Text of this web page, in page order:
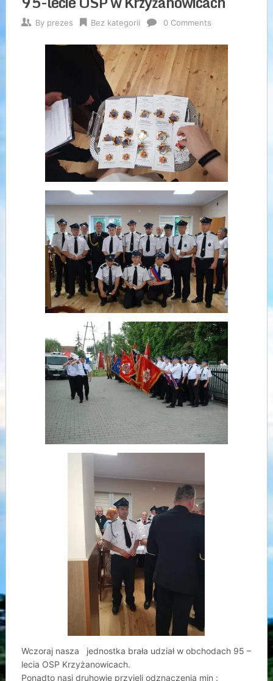
By prezes Bez kategorii 0 Comments
Wczoraj nasza jednostka brała udział w obchodach 95 –
lecia OSP Krzyżanowicach.
Ponadto nasi druhowie przyjeli odznaczenia min :